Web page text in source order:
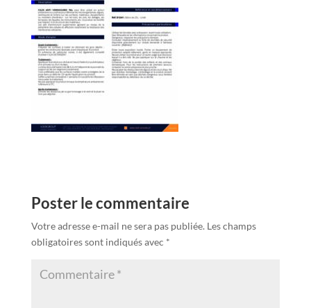
Poster le commentaire
Votre adresse e-mail ne sera pas publiée. Les champs
obligatoires sont indiqués avec *